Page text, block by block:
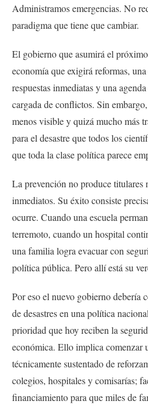
Administramos emergencias. No
paradigma que tiene que cambiar.
El gobierno que asumirá el
economía que exigirá reformas,
respuestas inmediatas y una
cargada de conflictos. Sin
menos visible y quizá mucho más
para el desastre que todos los
que toda la clase política parece
La prevención no produce titulares
inmediatos. Su éxito consiste
ocurre. Cuando una escuela
terremoto, cuando un hospital
una familia logra evacuar con
política pública. Pero allí está su
Por eso el nuevo gobierno debería
de desastres en una política
prioridad que hoy reciben la
económica. Ello implica comenzar
técnicamente sustentado de
colegios, hospitales y comisarías;
financiamiento para que miles de